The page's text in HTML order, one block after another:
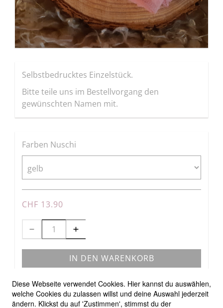
Selbstbedrucktes Einzelstück.
Bitte teile uns im Bestellvorgang den
gewünschten Namen mit.
Farben Nuschi
CHF 13.90
IN DEN WARENKORB
Diese Webseite verwendet Cookies. Hier kannst du auswählen,
welche Cookies du zulassen willst und deine Auswahl jederzeit
ändern. Klickst du auf 'Zustimmen', stimmst du der